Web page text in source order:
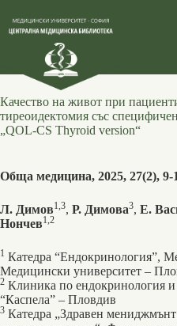
content
Качество на живот при
тиреоидектомия със
„QOL-CS Thyroid version“
Обща медицина, 2025, 27(2), 9-
Л. Димов1,3, Р. Димова3, Е.
Нончев1,2
1 Катедра “Ендокринология”,
Медицински университет –
2 Клиника по ендокринология
“Каспела” ‒ Пловдив
3 Катедра „Здравен